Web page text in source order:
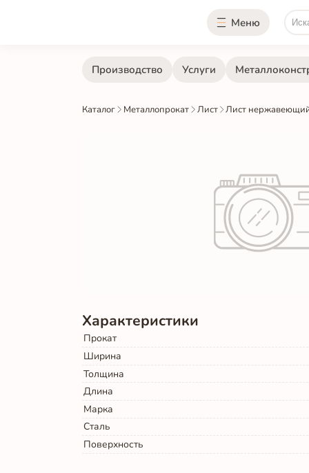
Меню
Производство Услуги
Каталог Металлопрокат Лист Лист
Характеристики
Прокат
Ширина
Толщина
Длина
Марка
Сталь
Поверхность